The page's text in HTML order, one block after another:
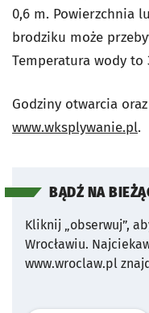
0,6 m. Powierzchnia
brodziku może
Temperatura wody to
Godziny otwarcia
www.wksplywanie.pl.
BĄDŹ NA
Kliknij „obserwuj”,
Wrocławiu.
www.wroclaw.pl